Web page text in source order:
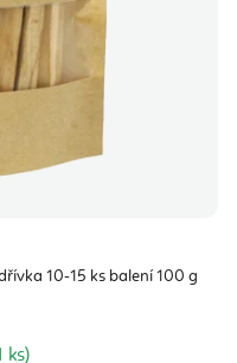
10-15 ks balení 100 g
ks)